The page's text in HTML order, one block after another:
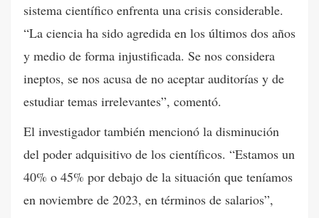
sistema científico enfrenta una crisis considerable.
“La ciencia ha sido agredida en los últimos dos años
y medio de forma injustificada. Se nos considera
ineptos, se nos acusa de no aceptar auditorías y de
estudiar temas irrelevantes”, comentó.
El investigador también mencionó la disminución
del poder adquisitivo de los científicos. “Estamos un
40% o 45% por debajo de la situación que teníamos
en noviembre de 2023, en términos de salarios”,